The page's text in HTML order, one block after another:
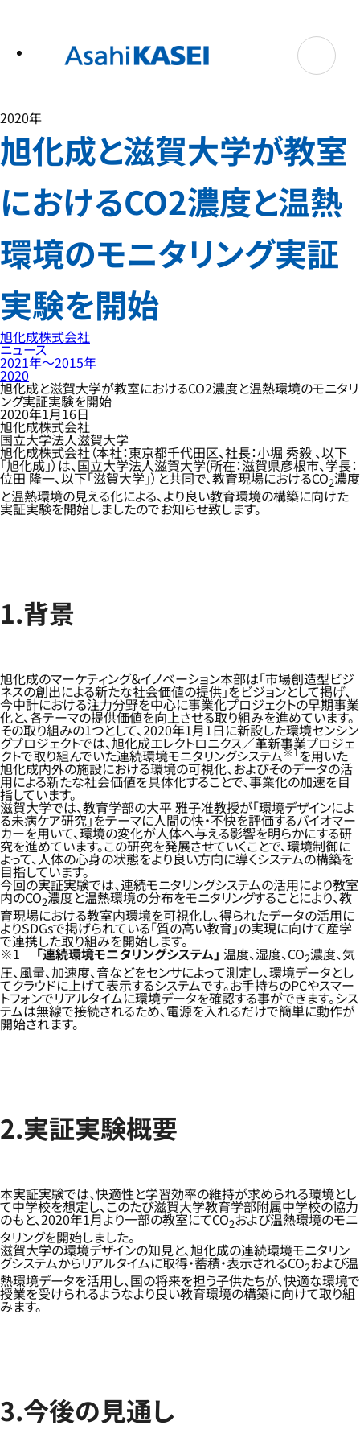
2020年
旭化成と滋賀大学が教室
におけるCO2濃度と温熱
環境のモニタリング実証
実験を開始
旭化成株式会社
ニュース
2021年〜2015年
2020
旭化成と滋賀大学が教室におけるCO2濃度と温熱環境のモニタリ
ング実証実験を開始
2020年1月16日
旭化成株式会社
国立大学法人滋賀大学
旭化成株式会社（本社：東京都千代田区、社長：小堀 秀毅 、以下
「旭化成」）は、国立大学法人滋賀大学(所在：滋賀県彦根市、学長：
位田 隆一、以下「滋賀大学」）と共同で、教育現場におけるCO2濃度
と温熱環境の見える化による、より良い教育環境の構築に向けた
実証実験を開始しましたのでお知らせ致します。
1.背景
旭化成のマーケティング＆イノベーション本部は「市場創造型ビジ
ネスの創出による新たな社会価値の提供」をビジョンとして掲げ、
今中計における注力分野を中心に事業化プロジェクトの早期事業
化と、各テーマの提供価値を向上させる取り組みを進めています。
その取り組みの1つとして、2020年1月1日に新設した環境センシン
グプロジェクトでは、旭化成エレクトロニクス／革新事業プロジェ
クトで取り組んでいた連続環境モニタリングシステム※1を用いた
旭化成内外の施設における環境の可視化、およびそのデータの活
用による新たな社会価値を具体化することで、事業化の加速を目
指しています。
滋賀大学では、教育学部の大平 雅子准教授が「環境デザインによ
る未病ケア研究」をテーマに人間の快・不快を評価するバイオマー
カーを用いて、環境の変化が人体へ与える影響を明らかにする研
究を進めています。この研究を発展させていくことで、環境制御に
よって、人体の心身の状態をより良い方向に導くシステムの構築を
目指しています。
今回の実証実験では、連続モニタリングシステムの活用により教室
内のCO2濃度と温熱環境の分布をモニタリングすることにより、教
育現場における教室内環境を可視化し、得られたデータの活用に
よりSDGsで掲げられている「質の高い教育」の実現に向けて産学
で連携した取り組みを開始します。
※1「連続環境モニタリングシステム」 温度、湿度、CO2濃度、気
圧、風量、加速度、音などをセンサによって測定し、環境データとし
てクラウドに上げて表示するシステムです。お手持ちのPCやスマー
トフォンでリアルタイムに環境データを確認する事ができます。シス
テムは無線で接続されるため、電源を入れるだけで簡単に動作が
開始されます。
2.実証実験概要
本実証実験では、快適性と学習効率の維持が求められる環境とし
て中学校を想定し、このたび滋賀大学教育学部附属中学校の協力
のもと、2020年1月より一部の教室にてCO2および温熱環境のモニ
タリングを開始しました。
滋賀大学の環境デザインの知見と、旭化成の連続環境モニタリン
グシステムからリアルタイムに取得・蓄積・表示されるCO2および温
熱環境データを活用し、国の将来を担う子供たちが、快適な環境で
授業を受けられるようなより良い教育環境の構築に向けて取り組
みます。
3.今後の見通し